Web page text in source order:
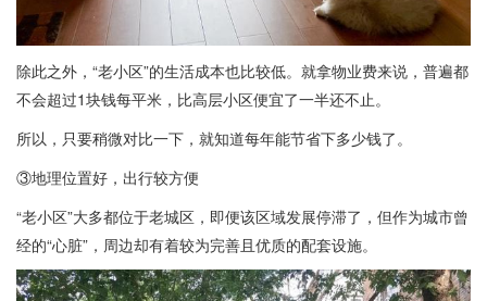
除此之外，“老小区”的生活成本也比较低。就拿物业费来说，普遍都
不会超过1块钱每平米，比高层小区便宜了一半还不止。
所以，只要稍微对比一下，就知道每年能节省下多少钱了。
③地理位置好，出行较方便
“老小区”大多都位于老城区，即便该区域发展停滞了，但作为城市曾
经的“心脏”，周边却有着较为完善且优质的配套设施。